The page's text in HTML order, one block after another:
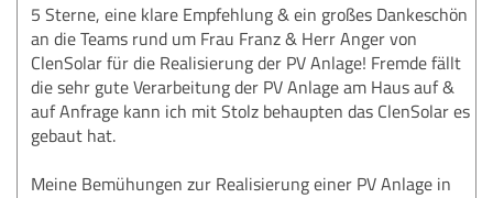
5 Sterne, eine klare Empfehlung & ein großes Dankeschön
an die Teams rund um Frau Franz & Herr Anger von
ClenSolar für die Realisierung der PV Anlage! Fremde fällt
die sehr gute Verarbeitung der PV Anlage am Haus auf &
auf Anfrage kann ich mit Stolz behaupten das ClenSolar es
gebaut hat.
Meine Bemühungen zur Realisierung einer PV Anlage in